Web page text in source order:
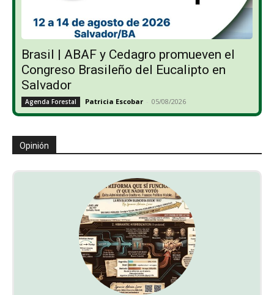
Brasil | ABAF y Cedagro promueven el
Congreso Brasileño del Eucalipto en
Salvador
Agenda Forestal Patricia Escobar - 05/08/2026
Opinión